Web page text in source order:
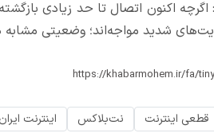
اکنون اتصال تا حد زیادی
شدید مواجه‌اند؛ وضعیتی مشابه
قطعی اینترنت نت‌بلاکس اینترنت ایران